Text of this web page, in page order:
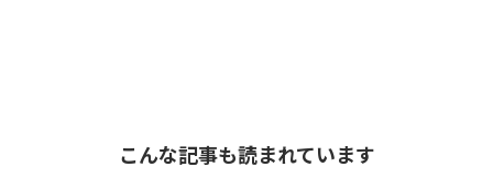
こんな記事も読まれています